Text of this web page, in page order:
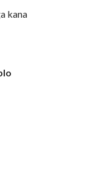
kana